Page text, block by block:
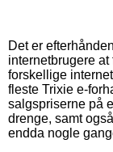
Det er
internetbrugere
forskellige
fleste Trixie e-
salgspriserne på
drenge, samt
endda nogle